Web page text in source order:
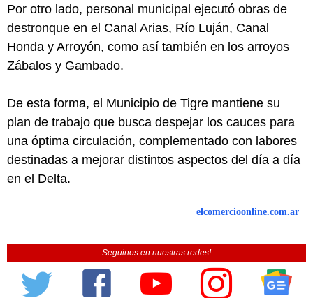
Por otro lado, personal municipal ejecutó obras de
destronque en el Canal Arias, Río Luján, Canal
Honda y Arroyón, como así también en los arroyos
Zábalos y Gambado.
De esta forma, el Municipio de Tigre mantiene su
plan de trabajo que busca despejar los cauces para
una óptima circulación, complementado con labores
destinadas a mejorar distintos aspectos del día a día
en el Delta.
elcomercioonline.com.ar
Seguinos en nuestras redes!